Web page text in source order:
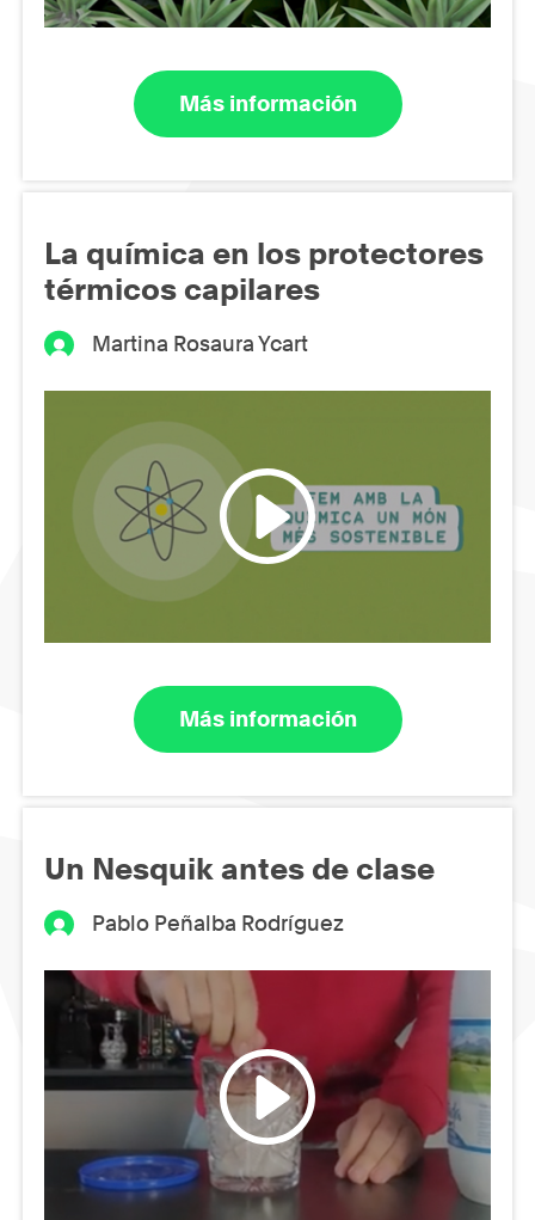
Más información
La química en los protectores
térmicos capilares
Martina Rosaura Ycart
Más información
Un Nesquik antes de clase
Pablo Peñalba Rodríguez